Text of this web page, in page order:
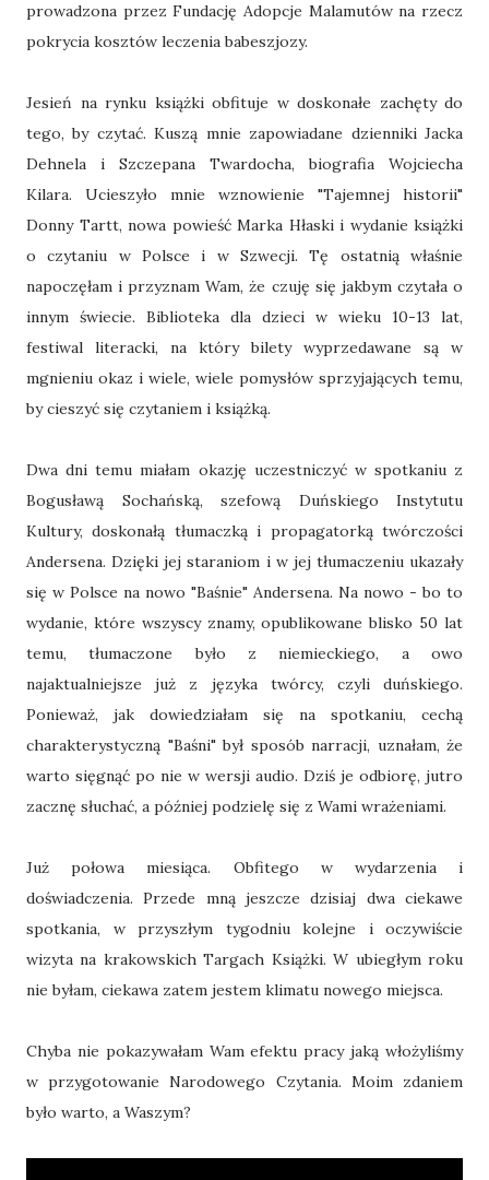
prowadzona przez Fundację Adopcje Malamutów na rzecz
pokrycia kosztów leczenia babeszjozy.
Jesień na rynku książki obfituje w doskonałe zachęty do
tego, by czytać. Kuszą mnie zapowiadane dzienniki Jacka
Dehnela i Szczepana Twardocha, biografia Wojciecha
Kilara. Ucieszyło mnie wznowienie "Tajemnej historii"
Donny Tartt, nowa powieść Marka Hłaski i wydanie książki
o czytaniu w Polsce i w Szwecji. Tę ostatnią właśnie
napoczęłam i przyznam Wam, że czuję się jakbym czytała o
innym świecie. Biblioteka dla dzieci w wieku 10-13 lat,
festiwal literacki, na który bilety wyprzedawane są w
mgnieniu okaz i wiele, wiele pomysłów sprzyjających temu,
by cieszyć się czytaniem i książką.
Dwa dni temu miałam okazję uczestniczyć w spotkaniu z
Bogusławą Sochańską, szefową Duńskiego Instytutu
Kultury, doskonałą tłumaczką i propagatorką twórczości
Andersena. Dzięki jej staraniom i w jej tłumaczeniu ukazały
się w Polsce na nowo "Baśnie" Andersena. Na nowo - bo to
wydanie, które wszyscy znamy, opublikowane blisko 50 lat
temu, tłumaczone było z niemieckiego, a owo
najaktualniejsze już z języka twórcy, czyli duńskiego.
Ponieważ, jak dowiedziałam się na spotkaniu, cechą
charakterystyczną "Baśni" był sposób narracji, uznałam, że
warto sięgnąć po nie w wersji audio. Dziś je odbiorę, jutro
zacznę słuchać, a później podzielę się z Wami wrażeniami.
Już połowa miesiąca. Obfitego w wydarzenia i
doświadczenia. Przede mną jeszcze dzisiaj dwa ciekawe
spotkania, w przyszłym tygodniu kolejne i oczywiście
wizyta na krakowskich Targach Książki. W ubiegłym roku
nie byłam, ciekawa zatem jestem klimatu nowego miejsca.
Chyba nie pokazywałam Wam efektu pracy jaką włożyliśmy
w przygotowanie Narodowego Czytania. Moim zdaniem
było warto, a Waszym?